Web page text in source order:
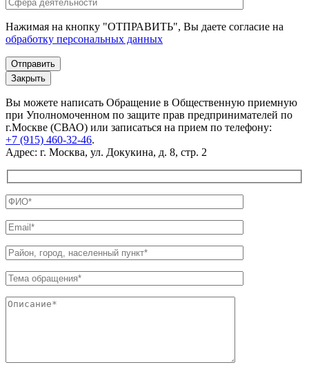
Нажимая на кнопку "ОТПРАВИТЬ", Вы даете согласие на
обработку персональных данных
Закрыть
Вы можете написать Обращение в Общественную приемную
при Уполномоченном по защите прав предпринимателей по
г.Москве (СВАО) или записаться на прием по телефону:
+7 (915) 460-32-46.
Адрес: г. Москва, ул. Докукина, д. 8, стр. 2